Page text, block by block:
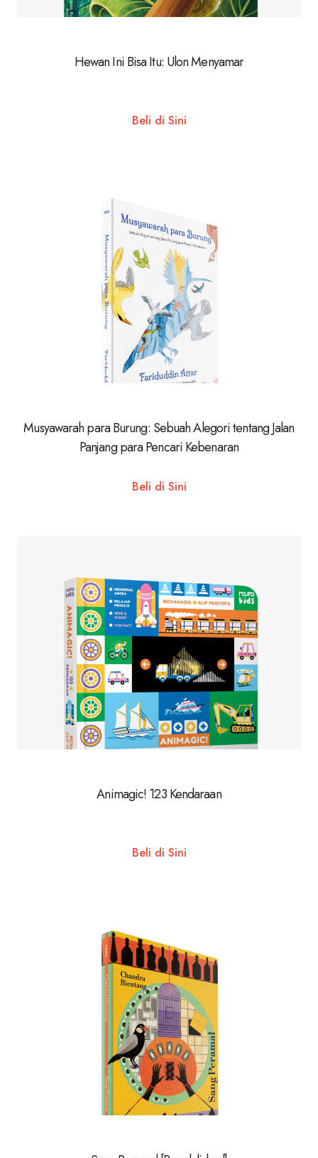
Hewan Ini Bisa Itu: Ulon Menyamar
Beli di Sini
Musyawarah para Burung: Sebuah Alegori tentang Jalan
Panjang para Pencari Kebenaran
Beli di Sini
Animagic! 123 Kendaraan
Beli di Sini